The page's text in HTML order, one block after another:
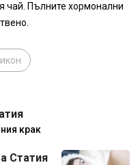
чай. Пълните хормонални
крак
Статия